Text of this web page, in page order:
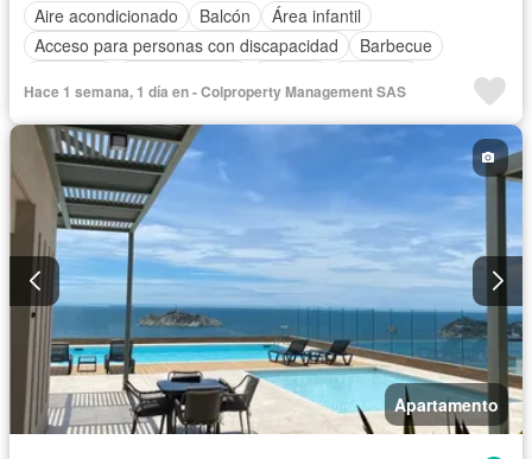
Aire acondicionado
Balcón
Área infantil
Acceso para personas con discapacidad
Barbecue
Gas natural
Vista panorámica
Sauna
Seguridad privada
Piscina
Hace 1 semana, 1 día en - Colproperty Management SAS
Apartamento